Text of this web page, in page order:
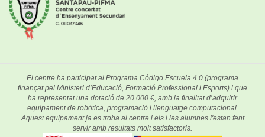
El centre ha participat al Programa Código Escuela 4.0 (programa
finançat pel Ministeri d’Educació, Formació Professional i Esports) i que
ha representat una dotació de 20.000 €, amb la finalitat d’adquirir
equipament de robòtica, programació i llenguatge computacional.
Aquest equipament ja es troba al centre i els i les alumnes l'estan fent
servir amb resultats molt satisfactoris.